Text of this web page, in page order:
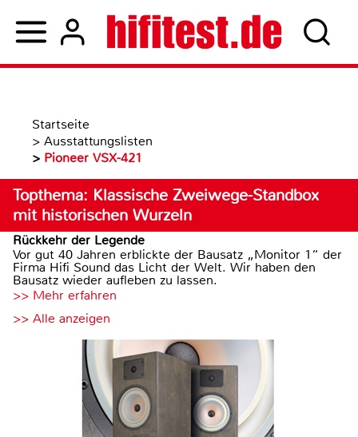
Startseite
> Ausstattungslisten
> Pioneer VSX-421
Topthema: Klassische Zweiwege-Standbox
mit historischen Wurzeln
Rückkehr der Legende
Vor gut 40 Jahren erblickte der Bausatz „Monitor 1“ der
Firma Hifi Sound das Licht der Welt. Wir haben den
Bausatz wieder aufleben zu lassen.
>> Mehr erfahren
>> Alle anzeigen